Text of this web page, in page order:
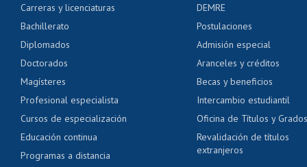
Servicio médico y
Pago de arancel y
Pago de arancel y
Certificado de títulos
Mi Uchile
Carreras y licenciaturas
Bachillerato
Diplomados
Doctorados
Magísteres
Profesional especialista
Cursos de especialización
Educación continua
Programas a distancia
DEMRE
Postulaciones
Admisión especial
Aranceles y créditos
Becas y beneficios
Intercambio estudiantil
Oficina de Títulos y Grados
Revalidación de títulos
extranjeros